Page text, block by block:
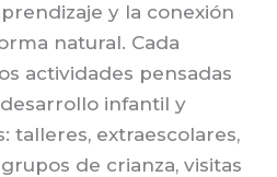
y la conexión
natural. Cada
actividades pensadas
infantil y
talleres, extraescolares,
de crianza, visitas